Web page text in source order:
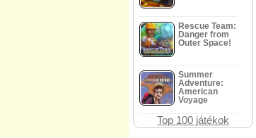
Rescue Team:
Danger from
Outer Space!
Summer
Adventure:
American
Voyage
Top 100 játékok